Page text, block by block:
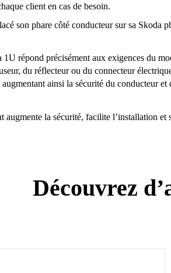
client en cas de besoin.
son phare côté conducteur sur sa
1U répond précisément aux exigences
du réflecteur ou du connecteur
ainsi la sécurité du conducteur
la sécurité, facilite l’installation
Découvrez